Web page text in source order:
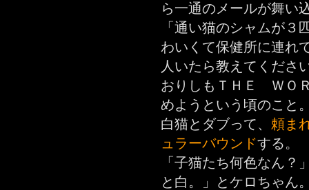
ら一通のメールが舞い
「通い猫のシャムが３
わいくて保健所に連れ
人いたら教えてくださ
おりしもＴＨＥ ＷＯ
めようという頃のこと
白猫とダブって、 頼ま
ュラーバウンドする。
「子猫たち何色なん？
と白。」とケロちゃん